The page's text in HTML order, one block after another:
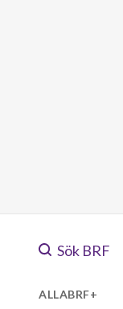
Sök BRF
ALLABRF+